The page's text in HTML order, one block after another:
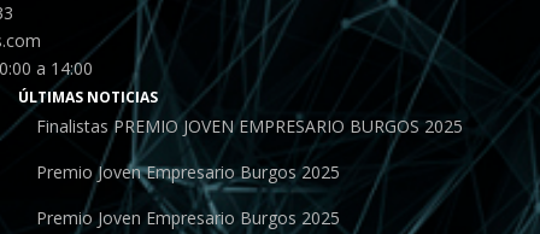
a 14:00
ÚLTIMAS NOTICIAS
Finalistas PREMIO JOVEN EMPRESARIO BURGOS 2025
Premio Joven Empresario Burgos 2025
Premio Joven Empresario Burgos 2025